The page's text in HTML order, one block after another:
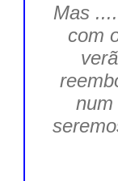
Mas
com
num